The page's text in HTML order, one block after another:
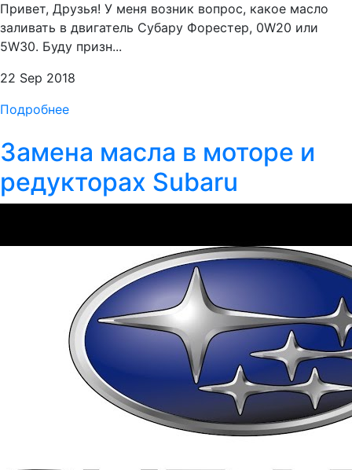
Привет, Друзья! У меня возник вопрос, какое масло
заливать в двигатель Субару Форестер, 0W20 или
5W30. Буду призн...
22 Sep 2018
Подробнее
Замена масла в моторе и
редукторах Subaru